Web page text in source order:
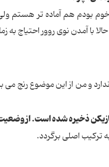
بودم هم آماده تر هستم
با آمدن نوی روور احتیاج به
و من از این موضوع رنج می
ذخیره شده است. از
تركیب اصلی برگردد.